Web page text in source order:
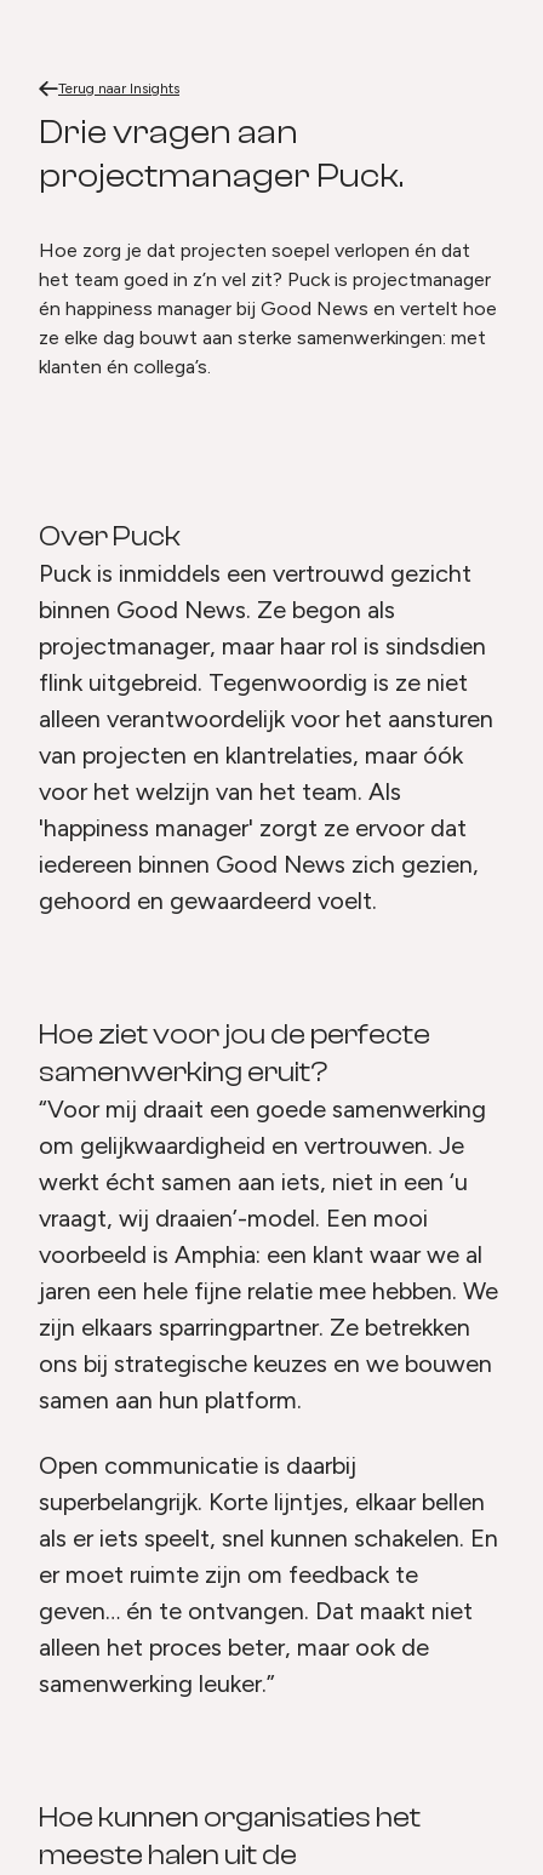
Terug naarHome
Terug naar Insights
Drie vragen aan projectmanager Puck.
Drie vragen aan
Drie vragen aan
projectmanager Puck.
Hoe zorg je dat projecten soepel verlopen én dat
het team goed in z’n vel zit? Puck is projectmanager
én happiness manager bij Good News en vertelt hoe
ze elke dag bouwt aan sterke samenwerkingen: met
klanten én collega’s.
Over Puck
Puck is inmiddels een vertrouwd gezicht
binnen Good News. Ze begon als
projectmanager, maar haar rol is sindsdien
flink uitgebreid. Tegenwoordig is ze niet
alleen verantwoordelijk voor het aansturen
van projecten en klantrelaties, maar óók
voor het welzijn van het team. Als
'happiness manager' zorgt ze ervoor dat
iedereen binnen Good News zich gezien,
gehoord en gewaardeerd voelt.
Hoe ziet voor jou de perfecte
samenwerking eruit?
“Voor mij draait een goede samenwerking
om gelijkwaardigheid en vertrouwen. Je
werkt écht samen aan iets, niet in een ‘u
vraagt, wij draaien’-model. Een mooi
voorbeeld is Amphia: een klant waar we al
jaren een hele fijne relatie mee hebben. We
zijn elkaars sparringpartner. Ze betrekken
ons bij strategische keuzes en we bouwen
samen aan hun platform.
Open communicatie is daarbij
superbelangrijk. Korte lijntjes, elkaar bellen
als er iets speelt, snel kunnen schakelen. En
er moet ruimte zijn om feedback te
geven… én te ontvangen. Dat maakt niet
alleen het proces beter, maar ook de
samenwerking leuker.”
Hoe kunnen organisaties het
meeste halen uit de